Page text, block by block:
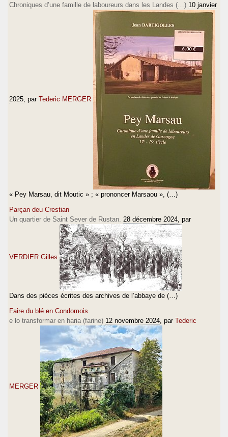
Chroniques d’une famille de laboureurs dans les Landes (…) 10 janvier
2025 , par Tederic MERGER
« Pey Marsau, dit Moutic » ; « prononcer Marsaou », (…)
Parçan deu Crestian
Un quartier de Saint Sever de Rustan. 28 décembre 2024 , par
VERDIER Gilles
Dans des pièces écrites des archives de l’abbaye de (…)
Faire du blé en Condomois
e lo transformar en haria (farine) 12 novembre 2024 , par Tederic
MERGER